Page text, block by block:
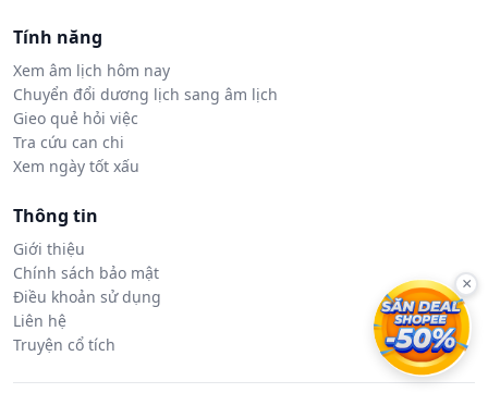
Tính năng
Xem âm lịch hôm nay
Chuyển đổi dương lịch sang âm lịch
Gieo quẻ hỏi việc
Tra cứu can chi
Xem ngày tốt xấu
Thông tin
Giới thiệu
Chính sách bảo mật
Điều khoản sử dụng
Liên hệ
Truyện cổ tích
×